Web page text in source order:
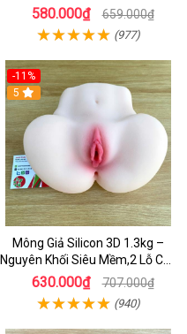
thủ dâm 620g
580.000₫ 659.000₫
(977)
-11%
5
Mông Giả Silicon 3D 1.3kg –
Nguyên Khối Siêu Mềm,2 Lỗ Cực
Phê Tư Thế Nằm Ngửa
630.000₫ 707.000₫
(940)